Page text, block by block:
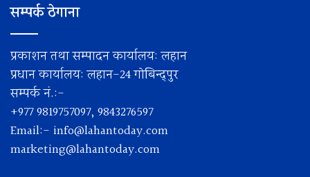
सम्पर्क ठेगाना
प्रकाशन तथा सम्पादन कार्यालय: लहान
प्रधान कार्यालय: लहान-24 गोबिन्द्पुर
सम्पर्क नं.:-
+977 9819757097, 9843276597
Email:- info@lahantoday.com
marketing@lahantoday.com